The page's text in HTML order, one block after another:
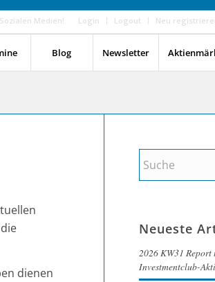
Login Logout Neu
Medien!
Blog Newsletter
dienen
Neueste
2026 KW31 Report
Investmentclub-